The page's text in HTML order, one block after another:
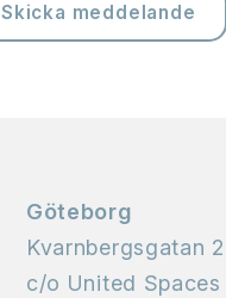
Skicka meddelande
Göteborg
Kvarnbergsgatan 2
c/o United Spaces